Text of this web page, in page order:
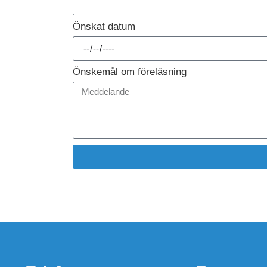
Önskat datum
Önskemål om föreläsning